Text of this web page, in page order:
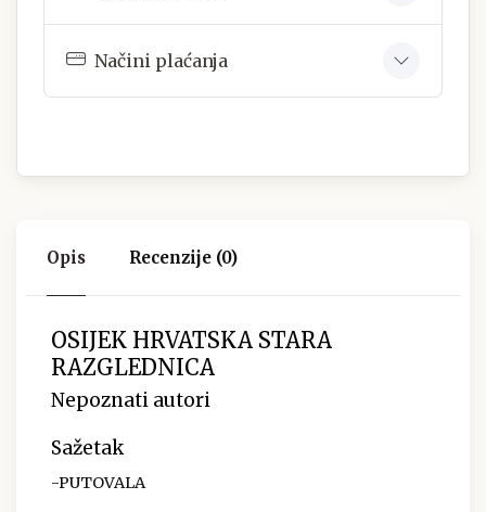
Načini plaćanja
Opis Recenzije (0)
OSIJEK HRVATSKA STARA
RAZGLEDNICA
Nepoznati autori
Sažetak
-PUTOVALA